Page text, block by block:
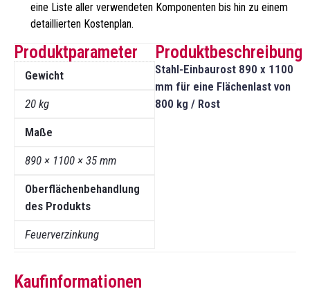
eine Liste aller verwendeten Komponenten bis hin zu einem
detaillierten Kostenplan.
Produktparameter
Gewicht
20 kg
Maße
890 × 1100 × 35 mm
Oberflächenbehandlung
des Produkts
Feuerverzinkung
Produktbeschreibung
Stahl-Einbaurost 890 x 1100
mm für eine Flächenlast von
800 kg / Rost
Kaufinformationen